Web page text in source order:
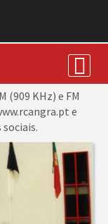
(909 KHz) e FM
e